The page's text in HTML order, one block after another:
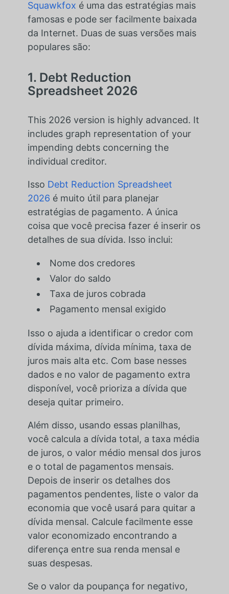
Squawkfox é uma das estratégias mais
famosas e pode ser facilmente baixada
da Internet. Duas de suas versões mais
populares são:
1. Debt Reduction
Spreadsheet 2026
This 2026 version is highly advanced. It
includes graph representation of your
impending debts concerning the
individual creditor.
Isso Debt Reduction Spreadsheet
2026 é muito útil para planejar
estratégias de pagamento. A única
coisa que você precisa fazer é inserir os
detalhes de sua dívida. Isso inclui:
Nome dos credores
Valor do saldo
Taxa de juros cobrada
Pagamento mensal exigido
Isso o ajuda a identificar o credor com
dívida máxima, dívida mínima, taxa de
juros mais alta etc. Com base nesses
dados e no valor de pagamento extra
disponível, você prioriza a dívida que
deseja quitar primeiro.
Além disso, usando essas planilhas,
você calcula a dívida total, a taxa média
de juros, o valor médio mensal dos juros
e o total de pagamentos mensais.
Depois de inserir os detalhes dos
pagamentos pendentes, liste o valor da
economia que você usará para quitar a
dívida mensal. Calcule facilmente esse
valor economizado encontrando a
diferença entre sua renda mensal e
suas despesas.
Se o valor da poupança for negativo,